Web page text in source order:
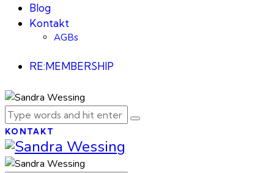
Blog
Kontakt
AGBs
RE:MEMBERSHIP
KONTAKT